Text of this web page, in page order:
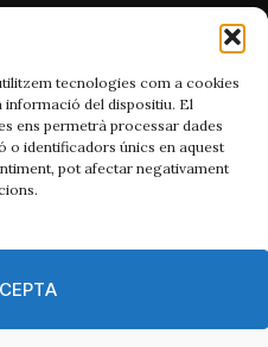
tecnologies com a cookies
del dispositiu. El
ens permetrà processar dades
o identificadors únics en aquest
pot afectar negativament